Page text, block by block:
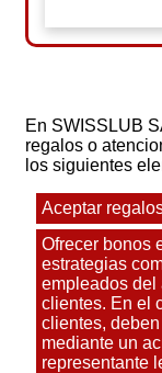
En SWISSLUB
regalos o
los siguientes
Aceptar
Ofrecer bonos
estrategias
empleados del
clientes. En el
clientes,
mediante un
representante